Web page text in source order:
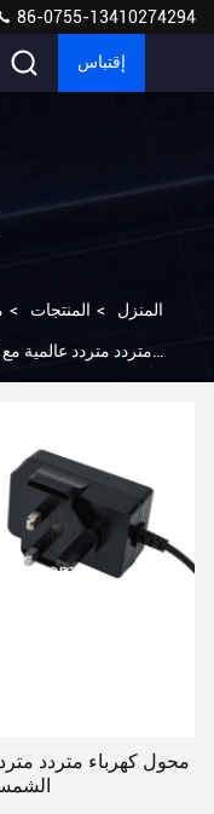
86-0755-13410274294
إقتباس
المنزل > المنتجات >
متردد متردد عالمية
محول كهرباء متردد